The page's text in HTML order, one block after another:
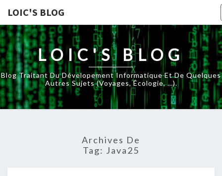
LOIC'S BLOG
LOIC'S BLOG
Blog Traitant Du Dévelopement Informatique Et De Quelques
Autres Sujets (voyages, Écologie, …).
Archives De
Tag: Java25